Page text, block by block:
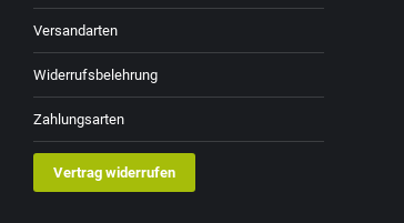
Versandarten
Widerrufsbelehrung
Zahlungsarten
Vertrag widerrufen